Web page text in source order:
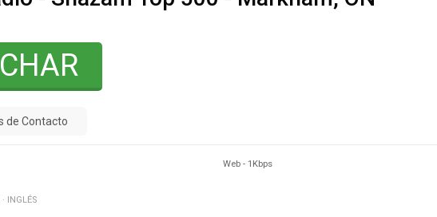
de Contacto
Web - 1Kbps
· INGLÉS